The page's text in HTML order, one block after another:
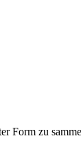
Form zu